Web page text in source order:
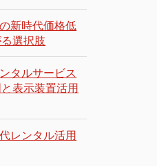
新時代価格低
選択肢
タルサービス
表示装置活用
レンタル活用